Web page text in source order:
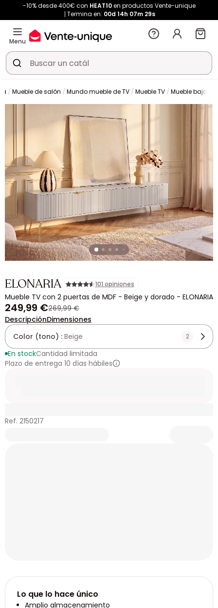
-10% desde 400€ con HEAT10en productos Vente-unique
Termina en: 00d 14h 07m 29s
Menu
Mueble de salón Mundo mueble de TV Mueble TV Mueble bajo de
ELONARIA 101 opiniones
Mueble TV con 2 puertas de MDF - Beige y dorado - ELONARIA
249,99 €269,99 €
DescripciónDimensiones
Color (tono) : Beige 2
En stockCantidad limitada
Plazo de entrega 10 días hábiles
Ref. 2150217
Lo que lo hace único
Amplio almacenamiento